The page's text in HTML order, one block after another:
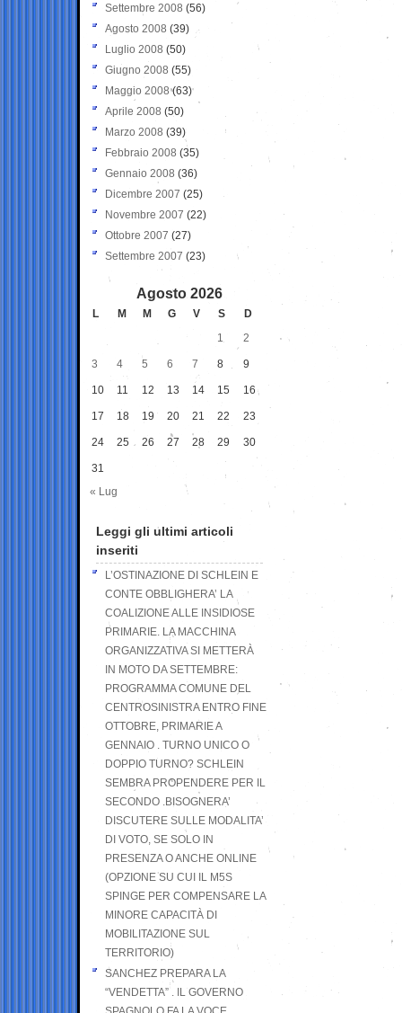
Settembre 2008 (56)
Agosto 2008 (39)
Luglio 2008 (50)
Giugno 2008 (55)
Maggio 2008(63)
Aprile 2008 (50)
Marzo 2008 (39)
Febbraio 2008 (35)
Gennaio 2008 (36)
Dicembre 2007 (25)
Novembre 2007 (22)
Ottobre 2007 (27)
Settembre 2007 (23)
Agosto 2026
L M M G V S
D
1
2
3 4 5 6 7 8 9
10 11 12 13 14 15 16
17 18 19 20 21 22 23
24 25 26 27 28 29 30
31
« Lug
Leggi gli ultimi articoli
inseriti
L’OSTINAZIONE DI SCHLEIN E
CONTE OBBLIGHERA’ LA
COALIZIONE ALLE INSIDIOSE
PRIMARIE. LA MACCHINA
ORGANIZZATIVA SI METTERÀ
IN MOTO DA SETTEMBRE:
PROGRAMMA COMUNE DEL
CENTROSINISTRA ENTRO FINE
OTTOBRE, PRIMARIE A
GENNAIO . TURNO UNICO O
DOPPIO TURNO? SCHLEIN
SEMBRA PROPENDERE PER IL
SECONDO .BISOGNERA’
DISCUTERE SULLE MODALITA’
DI VOTO, SE SOLO IN
PRESENZA O ANCHE ONLINE
(OPZIONE SU CUI IL M5S
SPINGE PER COMPENSARE LA
MINORE CAPACITÀ DI
MOBILITAZIONE SUL
TERRITORIO)
SANCHEZ PREPARA LA
“VENDETTA” . IL GOVERNO